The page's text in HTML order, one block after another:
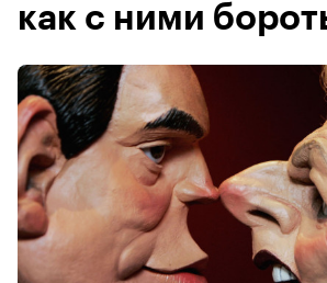
как с ними